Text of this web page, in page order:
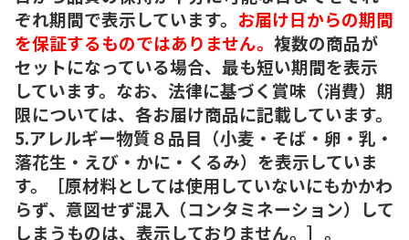
ぞれ期間で表示しています。 お届け日からの期間
を保証するものではありません。 複数の商品が
セットになっている場合、最も短い期間を表示
しています。なお、法律に基づく賞味（消費）期
限については、各お届け商品に記載しています。
5.アレルギー物質８品目（小麦・そば・卵・乳・
落花生・えび・かに・くるみ）を表示していま
す。［原材料としては使用していないにもかかわ
らず、意図せず混入（コンタミネーション）して
しまうものは、表示しておりません。］。